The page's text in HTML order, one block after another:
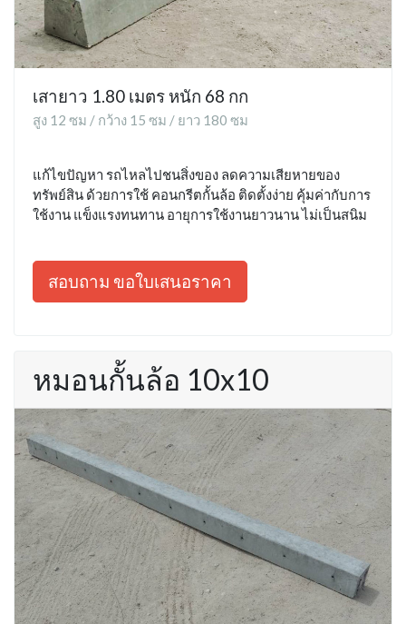
เสายาว 1.80 เมตร หนัก 68 กก
สูง 12 ซม / กว้าง 15 ซม / ยาว 180 ซม
แก้ไขปัญหา รถไหลไปชนสิ่งของ ลดความเสียหายของ
ทรัพย์สิน ด้วยการใช้ คอนกรีตกั้นล้อ ติดตั้งง่าย คุ้มค่ากับการ
ใช้งาน แข็งแรงทนทาน อายุการใช้งานยาวนาน ไม่เป็นสนิม
สอบถาม ขอใบเสนอราคา
หมอนกั้นล้อ 10x10